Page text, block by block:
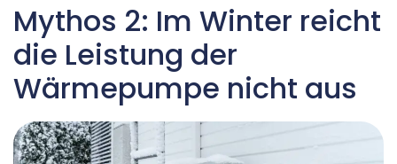
Mythos 2: Im Winter reicht
die Leistung der
Wärmepumpe nicht aus